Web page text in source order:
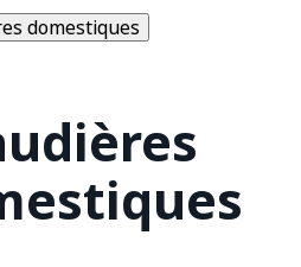
domestiques